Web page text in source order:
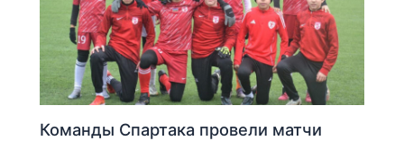
Команды Спартака провели матчи